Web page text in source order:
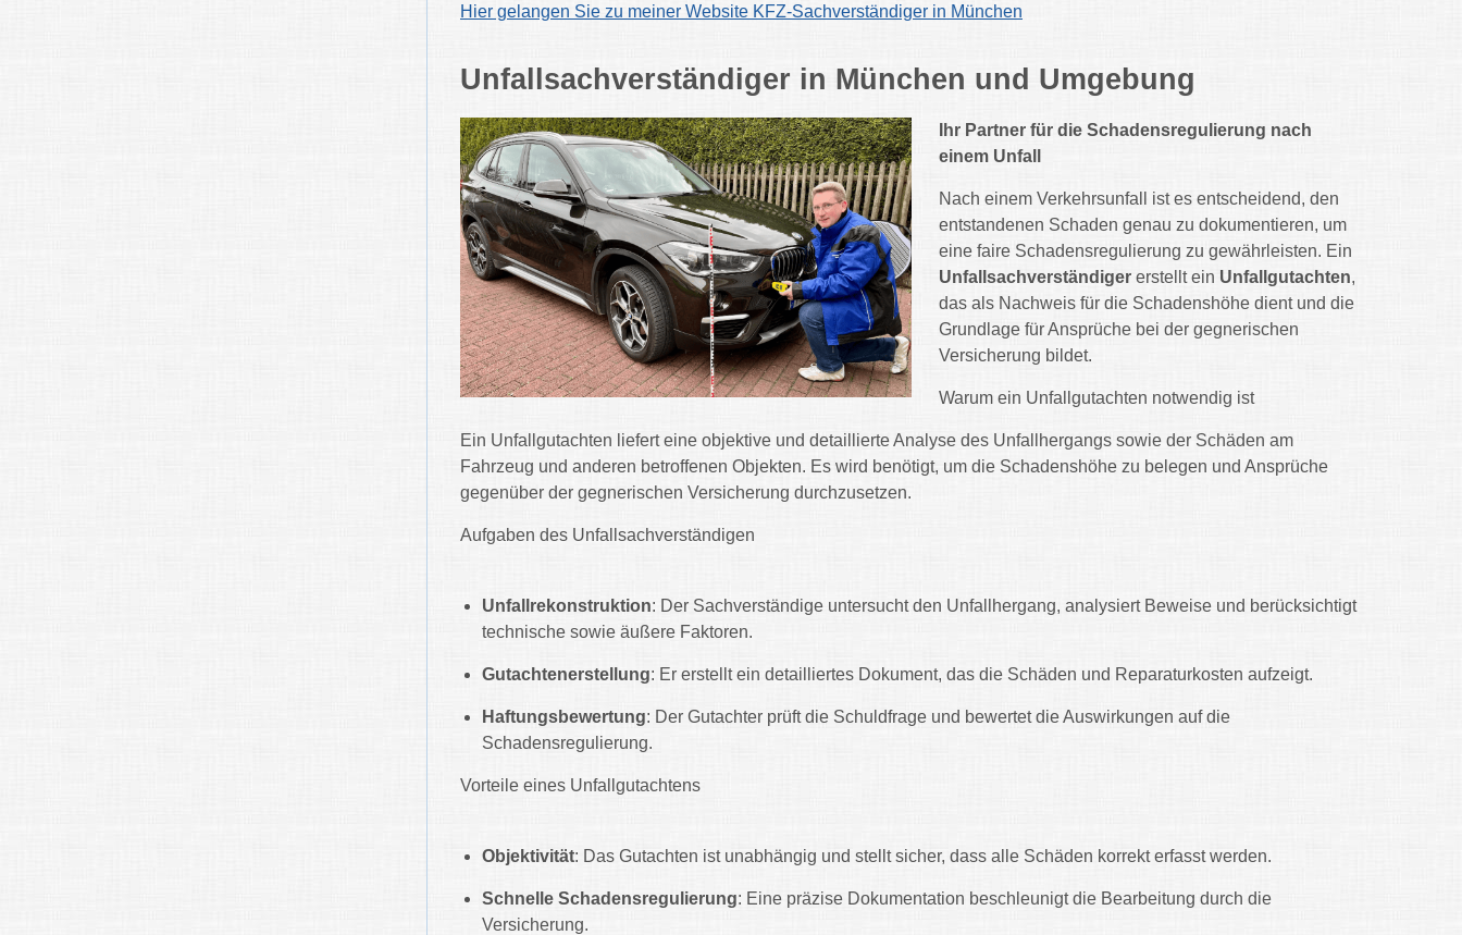
Hier gelangen Sie zu meiner Website KFZ-Sachverständiger in München
Unfallsachverständiger in München und Umgebung
Ihr Partner für die Schadensregulierung nach
einem Unfall
Nach einem Verkehrsunfall ist es entscheidend, den
entstandenen Schaden genau zu dokumentieren, um
eine faire Schadensregulierung zu gewährleisten. Ein
Unfallsachverständigererstellt ein Unfallgutachten,
das als Nachweis für die Schadenshöhe dient und die
Grundlage für Ansprüche bei der gegnerischen
Versicherung bildet.
Warum ein Unfallgutachten notwendig ist
Ein Unfallgutachten liefert eine objektive und detaillierte Analyse des Unfallhergangs sowie der Schäden am
Fahrzeug und anderen betroffenen Objekten. Es wird benötigt, um die Schadenshöhe zu belegen und Ansprüche
gegenüber der gegnerischen Versicherung durchzusetzen.
Aufgaben des Unfallsachverständigen
Unfallrekonstruktion: Der Sachverständige untersucht den Unfallhergang, analysiert Beweise und berücksichtigt
technische sowie äußere Faktoren.
Gutachtenerstellung: Er erstellt ein detailliertes Dokument, das die Schäden und Reparaturkosten aufzeigt.
Haftungsbewertung: Der Gutachter prüft die Schuldfrage und bewertet die Auswirkungen auf die
Schadensregulierung.
Vorteile eines Unfallgutachtens
Objektivität: Das Gutachten ist unabhängig und stellt sicher, dass alle Schäden korrekt erfasst werden.
Schnelle Schadensregulierung: Eine präzise Dokumentation beschleunigt die Bearbeitung durch die
Versicherung.